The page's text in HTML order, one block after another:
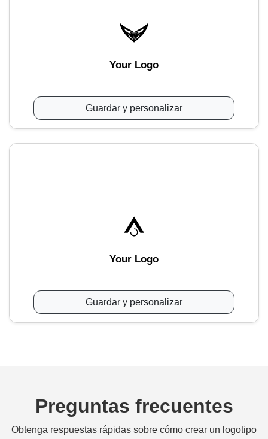
Your Logo
Guardar y personalizar
Your Logo
Guardar y personalizar
Preguntas frecuentes
Obtenga respuestas rápidas sobre cómo crear un logotipo